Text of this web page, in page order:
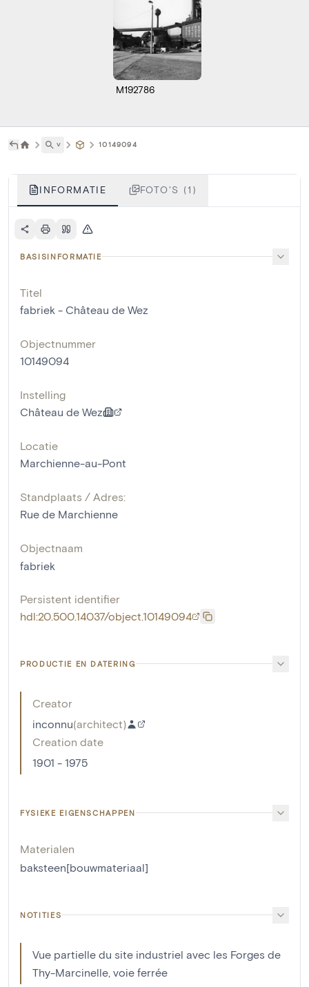
M192786
˅ 10149094
INFORMATIE FOTO'S (1)
BASISINFORMATIE
Titel
fabriek - Château de Wez
Objectnummer
10149094
Instelling
Château de Wez
Locatie
Marchienne-au-Pont
Standplaats / Adres:
Rue de Marchienne
Objectnaam
fabriek
Persistent identifier
hdl:20.500.14037/object.10149094
PRODUCTIE EN DATERING
Creator
inconnu(architect)
Creation date
1901 - 1975
FYSIEKE EIGENSCHAPPEN
Materialen
baksteen[bouwmateriaal]
NOTITIES
Vue partielle du site industriel avec les Forges de
Thy-Marcinelle, voie ferrée